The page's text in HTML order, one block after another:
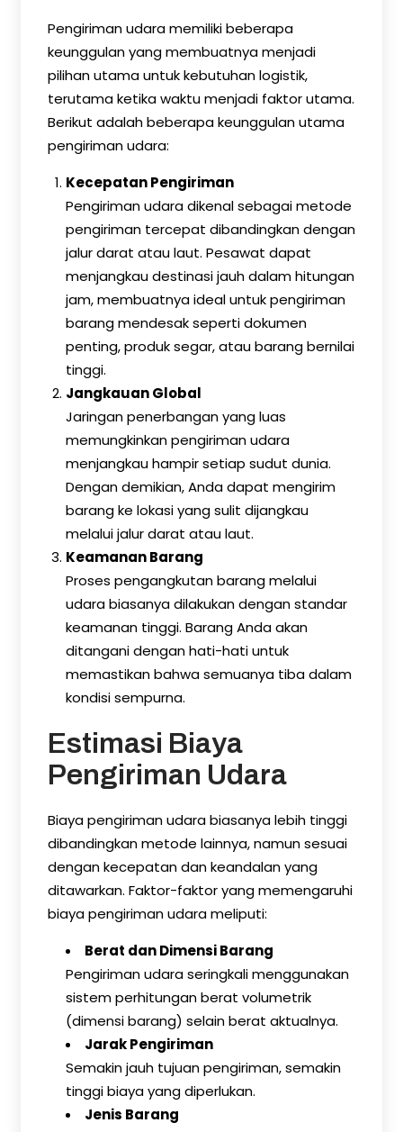
Pengiriman udara memiliki beberapa
keunggulan yang membuatnya menjadi
pilihan utama untuk kebutuhan logistik,
terutama ketika waktu menjadi faktor utama.
Berikut adalah beberapa keunggulan utama
pengiriman udara:
Kecepatan Pengiriman
Pengiriman udara dikenal sebagai metode
pengiriman tercepat dibandingkan dengan
jalur darat atau laut. Pesawat dapat
menjangkau destinasi jauh dalam hitungan
jam, membuatnya ideal untuk pengiriman
barang mendesak seperti dokumen
penting, produk segar, atau barang bernilai
tinggi.
Jangkauan Global
Jaringan penerbangan yang luas
memungkinkan pengiriman udara
menjangkau hampir setiap sudut dunia.
Dengan demikian, Anda dapat mengirim
barang ke lokasi yang sulit dijangkau
melalui jalur darat atau laut.
Keamanan Barang
Proses pengangkutan barang melalui
udara biasanya dilakukan dengan standar
keamanan tinggi. Barang Anda akan
ditangani dengan hati-hati untuk
memastikan bahwa semuanya tiba dalam
kondisi sempurna.
Estimasi Biaya
Pengiriman Udara
Biaya pengiriman udara biasanya lebih tinggi
dibandingkan metode lainnya, namun sesuai
dengan kecepatan dan keandalan yang
ditawarkan. Faktor-faktor yang memengaruhi
biaya pengiriman udara meliputi:
Berat dan Dimensi Barang
Pengiriman udara seringkali menggunakan
sistem perhitungan berat volumetrik
(dimensi barang) selain berat aktualnya.
Jarak Pengiriman
Semakin jauh tujuan pengiriman, semakin
tinggi biaya yang diperlukan.
Jenis Barang